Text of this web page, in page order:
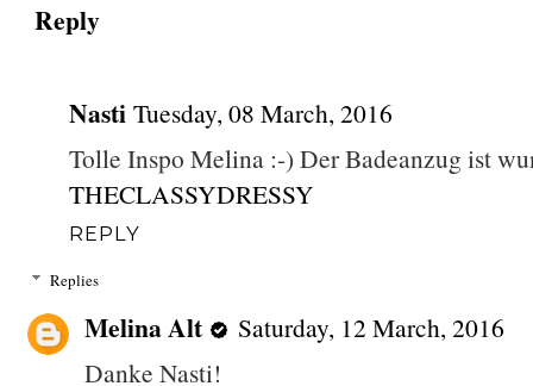
Reply
Nasti Tuesday, 08 March, 2016
Tolle Inspo Melina :-) Der Badeanzug ist
THECLASSYDRESSY
REPLY
Replies
Melina Alt
Saturday, 12 March, 2016
Danke Nasti!